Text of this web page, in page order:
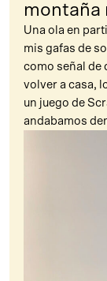
montaña
Una ola en
mis gafas de
como señal de
volver a casa,
un juego de
andabamos